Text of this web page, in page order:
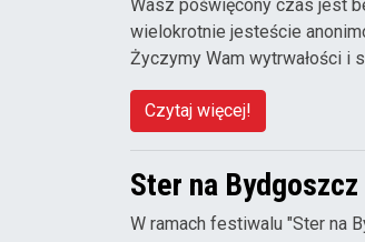
Wasz poświęcony czas jest
wielokrotnie jesteście
Życzymy Wam wytrwałości i
Czytaj więcej!
Ster na Bydgoszcz
W ramach festiwalu "Ster na